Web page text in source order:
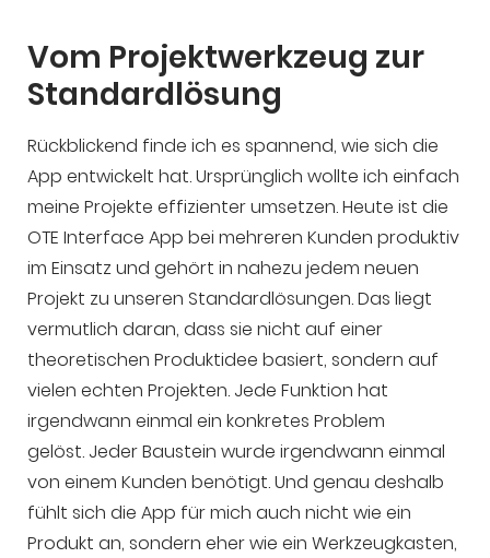
Vom Projektwerkzeug zur
Standardlösung
Rückblickend finde ich es spannend, wie sich die
App entwickelt hat. Ursprünglich wollte ich einfach
meine Projekte effizienter umsetzen. Heute ist die
OTE Interface App bei mehreren Kunden produktiv
im Einsatz und gehört in nahezu jedem neuen
Projekt zu unseren Standardlösungen. Das liegt
vermutlich daran, dass sie nicht auf einer
theoretischen Produktidee basiert, sondern auf
vielen echten Projekten. Jede Funktion hat
irgendwann einmal ein konkretes Problem
gelöst. Jeder Baustein wurde irgendwann einmal
von einem Kunden benötigt. Und genau deshalb
fühlt sich die App für mich auch nicht wie ein
Produkt an, sondern eher wie ein Werkzeugkasten,